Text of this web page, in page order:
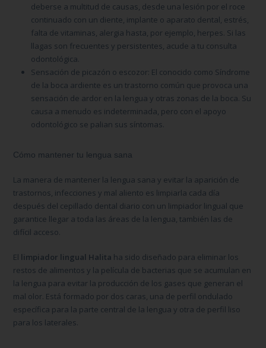
deberse a multitud de causas, desde una lesión por el roce
continuado con un diente, implante o aparato dental, estrés,
falta de vitaminas, alergia hasta, por ejemplo, herpes. Si las
llagas son frecuentes y persistentes, acude a tu consulta
odontológica.
Sensación de picazón o escozor: El conocido como Síndrome
de la boca ardiente es un trastorno común que provoca una
sensación de ardor en la lengua y otras zonas de la boca. Su
causa a menudo es indeterminada, pero con el apoyo
odontológico se palian sus síntomas.
Cómo mantener tu lengua sana
La manera de mantener la lengua sana y evitar la aparición de
trastornos, infecciones y mal aliento es limpiarla cada día
después del cepillado dental diario con un limpiador lingual que
garantice llegar a toda las áreas de la lengua, también las de
difícil acceso.
El limpiador lingual Halita ha sido diseñado para eliminar los
restos de alimentos y la película de bacterias que se acumulan en
la lengua para evitar la producción de los gases que generan el
mal olor. Está formado por dos caras, una de perfil ondulado
específica para la parte central de la lengua y otra de perfil liso
para los laterales.